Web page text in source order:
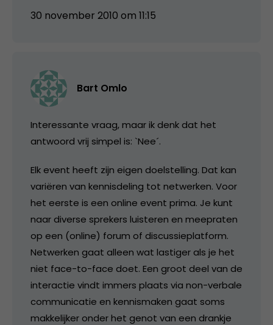
30 november 2010 om 11:15
Bart Omlo
Interessante vraag, maar ik denk dat het
antwoord vrij simpel is: `Nee´.
Elk event heeft zijn eigen doelstelling. Dat kan
variëren van kennisdeling tot netwerken. Voor
het eerste is een online event prima. Je kunt
naar diverse sprekers luisteren en meepraten
op een (online) forum of discussieplatform.
Netwerken gaat alleen wat lastiger als je het
niet face-to-face doet. Een groot deel van de
interactie vindt immers plaats via non-verbale
communicatie en kennismaken gaat soms
makkelijker onder het genot van een drankje